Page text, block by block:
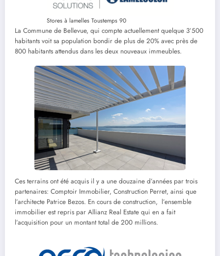
Stores à lamelles Toustemps 90
La Commune de Bellevue, qui compte actuellement quelque 3’500
habitants voit sa population bondir de plus de 20% avec près de
800 habitants attendus dans les deux nouveaux immeubles.
Ces terrains ont été acquis il y a une douzaine d’années par trois
partenaires: Comptoir Immobilier, Construction Perret, ainsi que
l’architecte Patrice Bezos. En cours de construction, l’ensemble
immobilier est repris par Allianz Real Estate qui en a fait
l’acquisition pour un montant total de 200 millions.